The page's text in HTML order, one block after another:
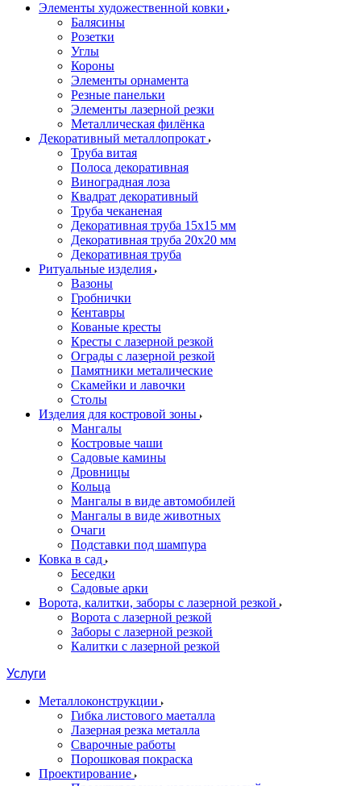
Элементы художественной ковки
Балясины
Розетки
Углы
Короны
Элементы орнамента
Резные панельки
Элементы лазерной резки
Металлическая филёнка
Декоративный металлопрокат
Труба витая
Полоса декоративная
Виноградная лоза
Квадрат декоративный
Труба чеканеная
Декоративная труба 15х15 мм
Декоративная труба 20х20 мм
Декоративная труба
Ритуальные изделия
Вазоны
Гробнички
Кентавры
Кованые кресты
Кресты с лазерной резкой
Ограды с лазерной резкой
Памятники металические
Скамейки и лавочки
Столы
Изделия для костровой зоны
Мангалы
Костровые чаши
Садовые камины
Дровницы
Кольца
Мангалы в виде автомобилей
Мангалы в виде животных
Очаги
Подставки под шампура
Ковка в сад
Беседки
Садовые арки
Ворота, калитки, заборы с лазерной резкой
Ворота с лазерной резкой
Заборы с лазерной резкой
Калитки с лазерной резкой
Услуги
Металлоконструкции
Гибка листового маеталла
Лазерная резка металла
Сварочные работы
Порошковая покраска
Проектирование